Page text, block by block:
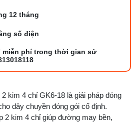
12 tháng
số điện
miễn phí trong thời gian sử
2 kim 4 chỉ GK6-18 là giải pháp đóng
dây chuyền đóng gói cố định.
2 kim 4 chỉ giúp đường may bền,
hợp 6 loại kéo cắt vải ngành may
tiền máy may là gì? Hướng dẫn chỉnh
2026 09:08 AM